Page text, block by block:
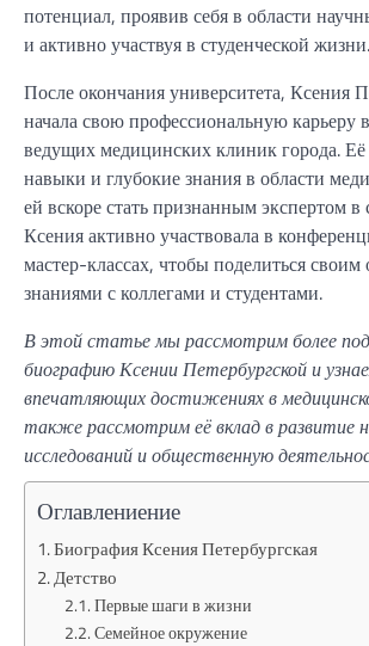
потенциал, проявив себя в области
и активно участвуя в студенческой жизни.
После окончания университета, Ксения
начала свою профессиональную карьеру
ведущих медицинских клиник города.
навыки и глубокие знания в области
ей вскоре стать признанным экспертом в
Ксения активно участвовала в
мастер-классах, чтобы поделиться
знаниями с коллегами и студентами.
В этой статье мы рассмотрим более
биографию Ксении Петербургской и
впечатляющих достижениях в
также рассмотрим её вклад в развитие
исследований и общественную
Оглавлениение
Биография Ксения Петербургская
Детство
Первые шаги в жизни
Семейное окружение